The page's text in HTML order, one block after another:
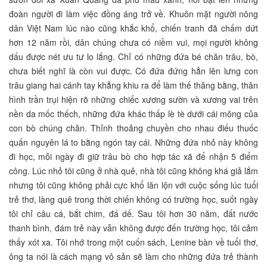
đoàn người đi làm việc đồng áng trở về. Khuôn mặt người nông
dân Việt Nam lúc nào cũng khắc khổ, chiến tranh đã chấm dứt
hơn 12 năm rồi, dân chúng chưa có niềm vui, mọi người không
dấu được nét ưu tư lo lắng. Chỉ có những đứa bé chăn trâu, bò,
chưa biết nghĩ là còn vui được. Có đứa đứng hẳn lên lưng con
trâu giang hai cánh tay khẳng khiu ra để làm thế thăng bằng, thân
hình trần trụi hiện rõ những chiếc xương sườn và xương vai trên
nền da mốc thếch, những đứa khác thấp lè tè dưới cái mông của
con bò chúng chăn. Thỉnh thoảng chuyền cho nhau điếu thuốc
quấn nguyên lá to bằng ngón tay cái. Những đứa nhỏ này không
đi học, mỗi ngày đi giữ trâu bò cho hợp tác xã để nhận 5 điểm
công. Lúc nhỏ tôi cũng ở nhà quê, nhà tôi cũng không khá giả lắm
nhưng tôi cũng không phải cực khổ lăn lộn với cuộc sống lúc tuổi
trẻ thơ, làng quê trong thời chiến không có trường học, suốt ngày
tôi chỉ câu cá, bắt chim, đá dế. Sau tôi hơn 30 năm, đất nước
thanh bình, đám trẻ này vẫn không được đến trường học, tôi cảm
thấy xót xa. Tôi nhớ trong một cuốn sách, Lenine bàn về tuổi thơ,
ông ta nói là cách mạng vô sản sẽ làm cho những đứa trẻ thành